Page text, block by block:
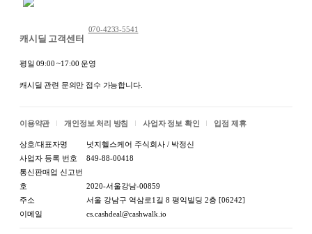
캐시딜 고객센터
070-4233-5541
평일 09:00 ~17:00 운영
캐시딜 관련 문의만 접수 가능합니다.
이용약관 개인정보 처리 방침 사업자 정보 확인 입점 제휴
상호/대표자명
넛지헬스케어 주식회사 / 박정신
사업자 등록 번호
849-88-00418
통신판매업 신고번
호
2020-서울강남-00859
주소
서울 강남구 역삼로1길 8 평익빌딩 2층 [06242]
이메일
cs.cashdeal@cashwalk.io